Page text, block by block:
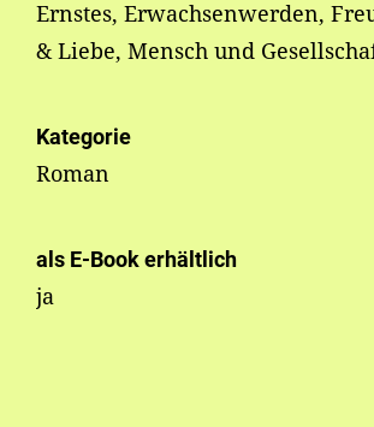
Ernstes, Erwachsenwerden,
& Liebe, Mensch und
Kategorie
Roman
als E-Book erhältlich
ja